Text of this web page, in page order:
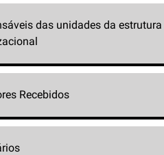
das unidades da estrutura
Recebidos